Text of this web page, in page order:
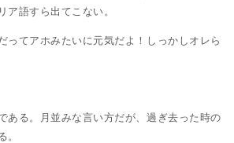
ア語すら出てこない。
ってアホみたいに元気だよ！しっかしオレら
ある。月並みな言い方だが、過ぎ去った時の
。